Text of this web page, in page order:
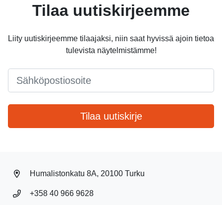
Tilaa uutiskirjeemme
Liity uutiskirjeemme tilaajaksi, niin saat hyvissä ajoin tietoa
tulevista näytelmistämme!
Tilaa uutiskirje
Humalistonkatu 8A, 20100 Turku
+358 40 966 9628